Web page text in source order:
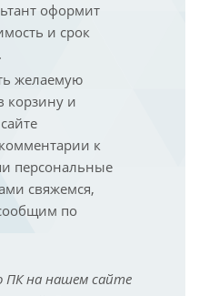
оформит
и срок
желаемую
корзину и
к
персональные
свяжемся,
по
ПК на нашем сайте